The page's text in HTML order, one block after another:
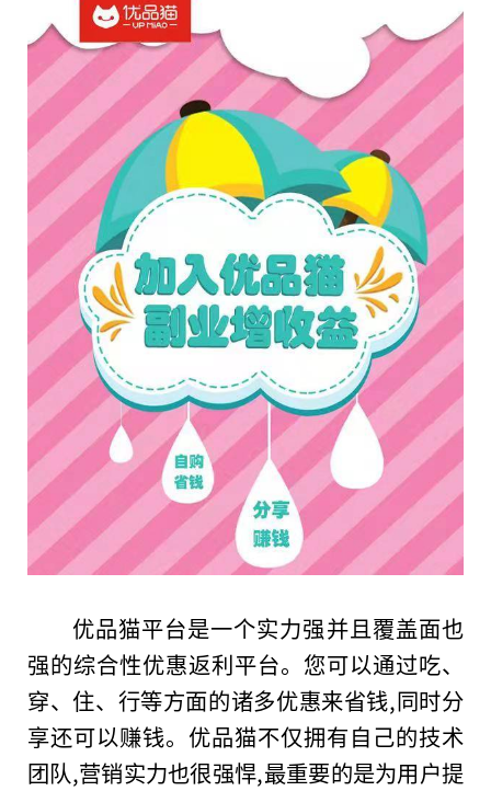
优品猫平台是一个实力强并且覆盖面也
强的综合性优惠返利平台。您可以通过吃、
穿、住、行等方面的诸多优惠来省钱,同时分
享还可以赚钱。优品猫不仅拥有自己的技术
团队,营销实力也很强悍,最重要的是为用户提